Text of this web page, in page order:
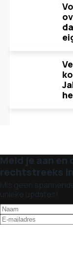
Meld je aan
rechtstreeks
Mis geen
unieke updates!